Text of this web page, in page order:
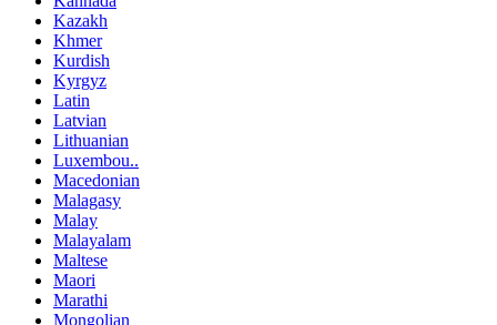
Kazakh
Khmer
Kurdish
Kyrgyz
Latin
Latvian
Lithuanian
Luxembou..
Macedonian
Malagasy
Malay
Malayalam
Maltese
Maori
Marathi
Mongolian